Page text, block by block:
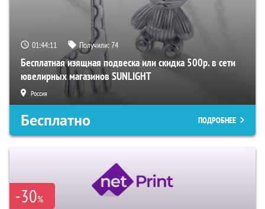
01:44:10 Получили:74
Бесплатная изящная подвеска или скидка 500р. в сети
ювелирных магазинов SUNLIGHT
Россия
Бесплатно ПОДРОБНЕЕ
-30%